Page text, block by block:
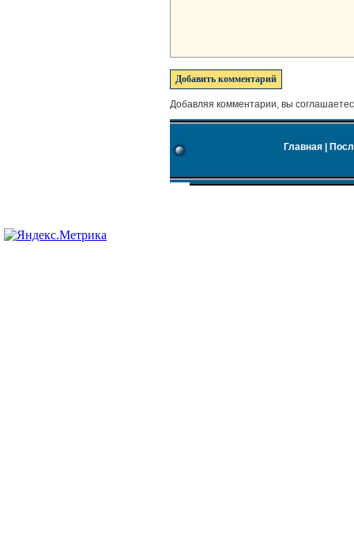
Добавляя комментарии, вы
Главная|